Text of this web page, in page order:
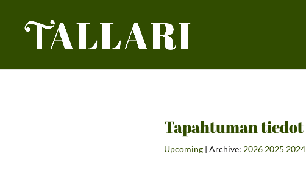
Tapahtuman tiedot
Upcoming| Archive: 2026 2025 2024